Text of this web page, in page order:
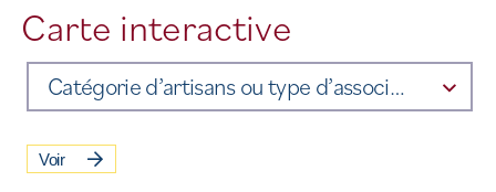
Carte interactive
Catégorie d’artisans ou type d’association
Voir